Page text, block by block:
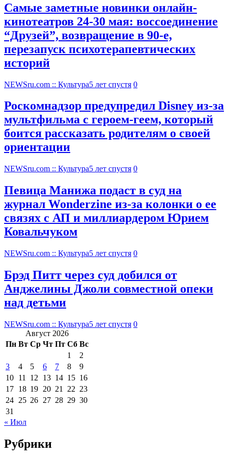
Самые заметные новинки онлайн-
кинотеатров 24-30 мая: воссоединение
“Друзей”, возвращение в 90-е,
перезапуск психотерапевтических
историй
NEWSru.com :: Культура5 лет спустя 0
Роскомнадзор предупредил Disney из-за
мультфильма c героем-геем, который
боится рассказать родителям о своей
ориентации
NEWSru.com :: Культура5 лет спустя 0
Певица Манижа подаст в суд на
журнал Wonderzine из-за колонки о ее
связях с АП и миллиардером Юрием
Ковальчуком
NEWSru.com :: Культура5 лет спустя 0
Брэд Питт через суд добился от
Анджелины Джоли совместной опеки
над детьми
NEWSru.com :: Культура5 лет спустя 0
Август 2026
Пн Вт Ср Чт Пт Сб Вс
1
2
3
4 5 6 7 8
9
10 11 12 13 14 15 16
17 18 19 20 21 22 23
24 25 26 27 28 29 30
31
« Июл
Рубрики